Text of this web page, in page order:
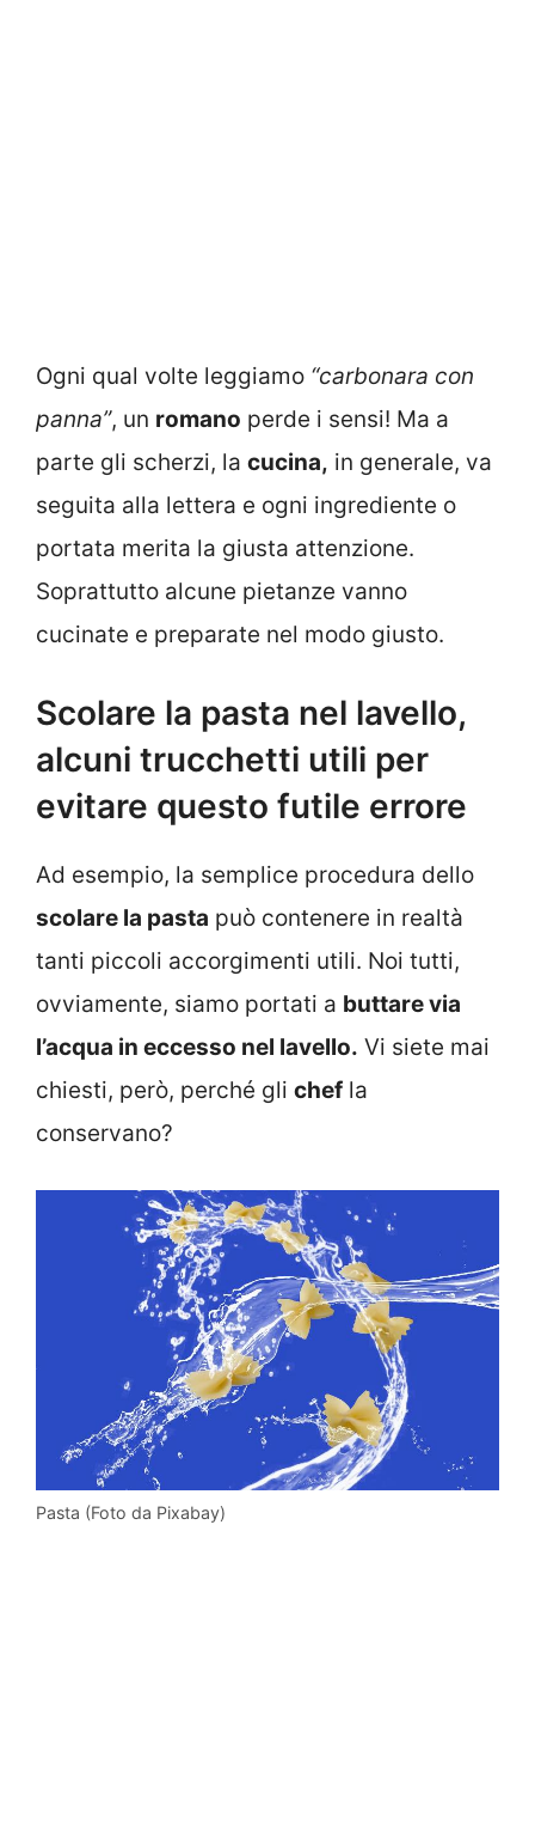
Ogni qual volte leggiamo “carbonara con
panna”, un romano perde i sensi! Ma a
parte gli scherzi, la cucina, in generale, va
seguita alla lettera e ogni ingrediente o
portata merita la giusta attenzione.
Soprattutto alcune pietanze vanno
cucinate e preparate nel modo giusto.
Scolare la pasta nel lavello,
alcuni trucchetti utili per
evitare questo futile errore
Ad esempio, la semplice procedura dello
scolare la pasta può contenere in realtà
tanti piccoli accorgimenti utili. Noi tutti,
ovviamente, siamo portati a buttare via
l’acqua in eccesso nel lavello. Vi siete mai
chiesti, però, perché gli chef la
conservano?
Pasta (Foto da Pixabay)